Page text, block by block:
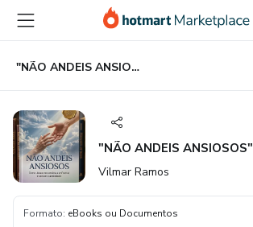
para
conteúdo
principal
para
pagamento
para
rodapé
"NÃO ANDEIS ANSIOSOS"
"NÃO ANDEIS ANSIOSOS"
Vilmar Ramos
Formato: eBooks ou Documentos